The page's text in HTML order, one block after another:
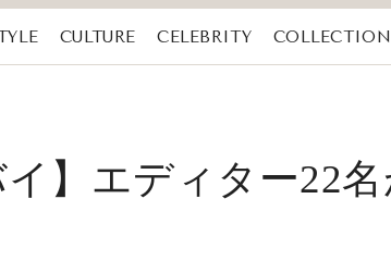
CULTURE CELEBRITY COLLECTION
イ】エディター22